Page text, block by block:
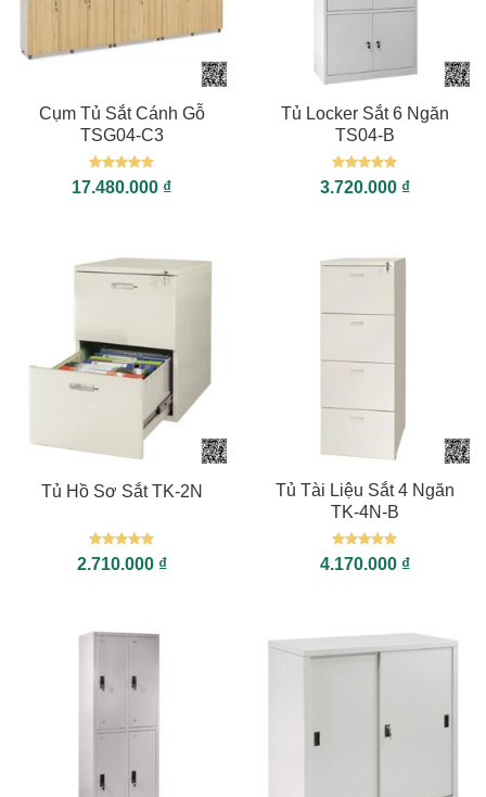
Cụm Tủ Sắt Cánh Gỗ
TSG04-C3
Được xếp
hạng55
17.480.000 ₫
Tủ Locker Sắt 6 Ngăn
TS04-B
Được xếp
hạng55
3.720.000 ₫
Tủ Hồ Sơ Sắt TK-2N
Được xếp
hạng55
2.710.000 ₫
Tủ Tài Liệu Sắt 4 Ngăn
TK-4N-B
Được xếp
hạng55
4.170.000 ₫